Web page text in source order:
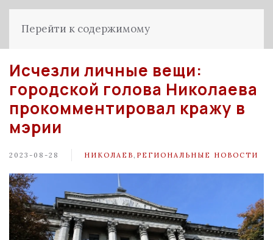
Перейти к содержимому
Исчезли личные вещи:
городской голова Николаева
прокомментировал кражу в
мэрии
2023-08-28 НИКОЛАЕВ РЕГИОНАЛЬНЫЕ НОВОСТИ